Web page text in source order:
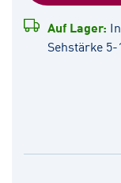
Auf Lager:
Sehstärke 5-